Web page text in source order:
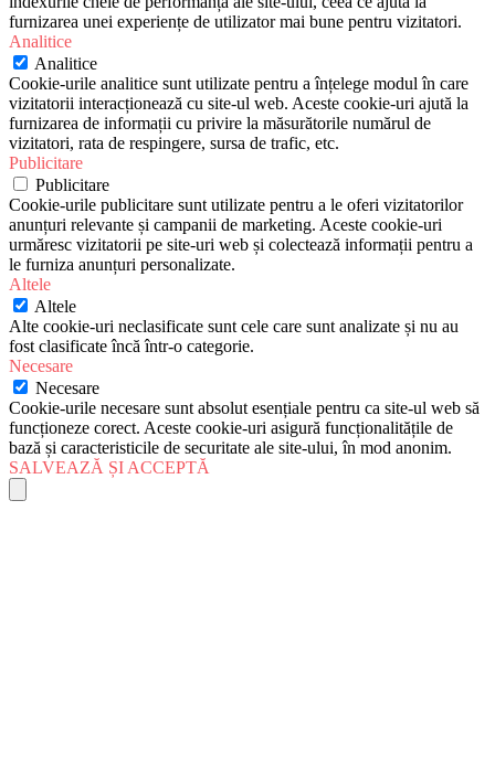
furnizarea unei experiențe de utilizator mai bune pentru vizitatori.
Analitice
Analitice
Cookie-urile analitice sunt utilizate pentru a înțelege modul în care
vizitatorii interacționează cu site-ul web. Aceste cookie-uri ajută la
furnizarea de informații cu privire la măsurătorile numărul de
vizitatori, rata de respingere, sursa de trafic, etc.
Publicitare
Publicitare
Cookie-urile publicitare sunt utilizate pentru a le oferi vizitatorilor
anunțuri relevante și campanii de marketing. Aceste cookie-uri
urmăresc vizitatorii pe site-uri web și colectează informații pentru a
le furniza anunțuri personalizate.
Altele
Altele
Alte cookie-uri neclasificate sunt cele care sunt analizate și nu au
fost clasificate încă într-o categorie.
Necesare
Necesare
Cookie-urile necesare sunt absolut esențiale pentru ca site-ul web să
funcționeze corect. Aceste cookie-uri asigură funcționalitățile de
bază și caracteristicile de securitate ale site-ului, în mod anonim.
SALVEAZĂ ȘI ACCEPTĂ